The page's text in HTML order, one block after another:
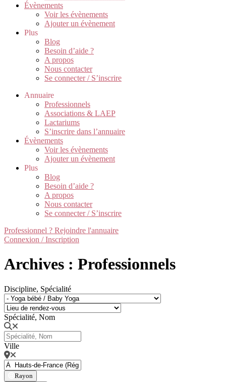
Évènements
Voir les évènements
Ajouter un évènement
Plus
Blog
Besoin d’aide ?
A propos
Nous contacter
Se connecter / S’inscrire
Annuaire
Professionnels
Associations & LAEP
Lactariums
S’inscrire dans l’annuaire
Évènements
Voir les évènements
Ajouter un évènement
Plus
Blog
Besoin d’aide ?
A propos
Nous contacter
Se connecter / S’inscrire
Professionnel ? Rejoindre l'annuaire
Connexion / Inscription
Archives : Professionnels
Discipline, Spécialité
Spécialité, Nom
Ville
Rayon